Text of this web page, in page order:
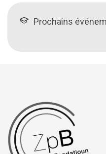
Prochains